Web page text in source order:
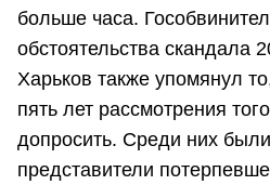
больше часа.
обстоятельства скандала
Харьков также упомянул
пять лет рассмотрения
допросить. Среди них
представители